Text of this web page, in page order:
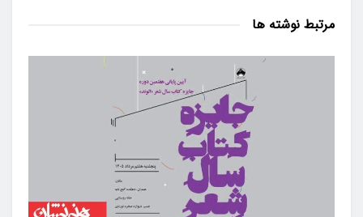
مرتبط نوشته ها